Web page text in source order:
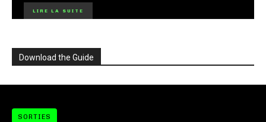
LIRE LA SUITE
Download the Guide
SORTIES